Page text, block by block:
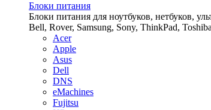
Блоки питания
Блоки питания для ноутбуков, нетбуков,
Bell, Rover, Samsung, Sony, ThinkPad,
Acer
Apple
Asus
Dell
DNS
eMachines
Fujitsu